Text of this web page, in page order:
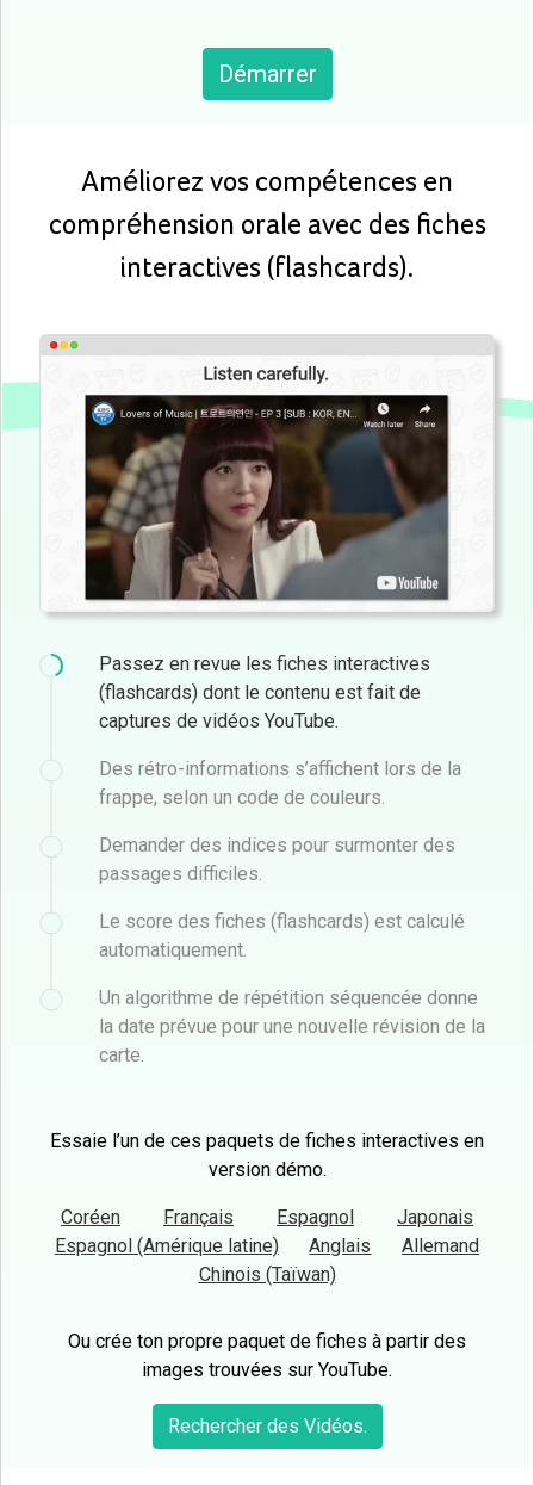
Démarrer
Améliorez vos compétences en
compréhension orale avec des fiches
interactives (flashcards).
Passez en revue les fiches interactives
(flashcards) dont le contenu est fait de
captures de vidéos YouTube.
Des rétro-informations s’affichent lors de la
frappe, selon un code de couleurs.
Demander des indices pour surmonter des
passages difficiles.
Le score des fiches (flashcards) est calculé
automatiquement.
Un algorithme de répétition séquencée donne
la date prévue pour une nouvelle révision de la
carte.
Essaie l’un de ces paquets de fiches interactives en
version démo.
Coréen Français Espagnol
Japonais
Espagnol (Amérique latine)
Anglais
Allemand
Chinois (Taïwan)
Ou crée ton propre paquet de fiches à partir des
images trouvées sur YouTube.
Rechercher des Vidéos.